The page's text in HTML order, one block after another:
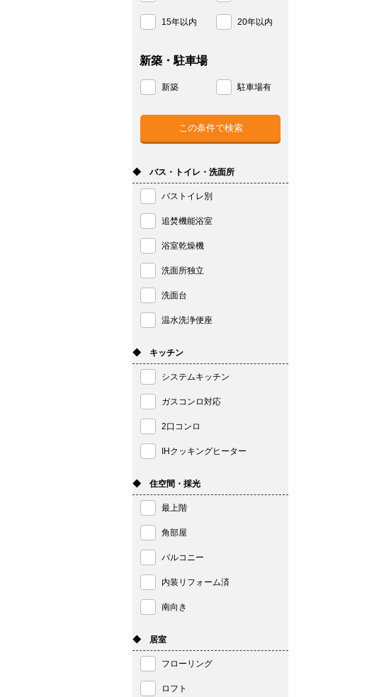
15年以内 20年以内
新築・駐車場
新築 駐車場有
◆ バス・トイレ・洗面所
バストイレ別
追焚機能浴室
浴室乾燥機
洗面所独立
洗面台
温水洗浄便座
◆ キッチン
システムキッチン
ガスコンロ対応
2口コンロ
IHクッキングヒーター
◆ 住空間・採光
最上階
角部屋
バルコニー
内装リフォーム済
南向き
◆ 居室
フローリング
ロフト